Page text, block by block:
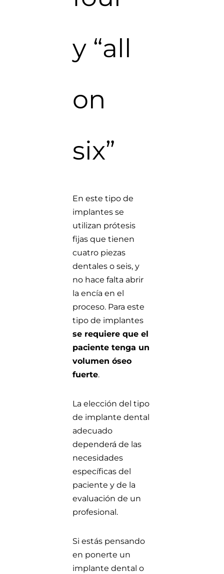
y “all
on
six”
En este tipo de
implantes se
utilizan prótesis
fijas que tienen
cuatro piezas
dentales o seis, y
no hace falta abrir
la encía en el
proceso. Para este
tipo de implantes
se requiere que el
paciente tenga un
volumen óseo
fuerte.
La elección del tipo
de implante dental
adecuado
dependerá de las
necesidades
específicas del
paciente y de la
evaluación de un
profesional.
Si estás pensando
en ponerte un
implante dental o